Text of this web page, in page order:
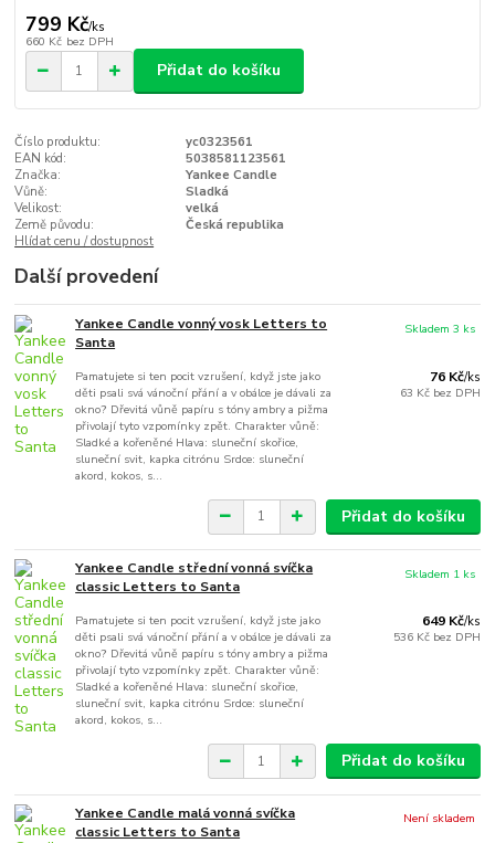
799 Kč/ks
660 Kč bez DPH
Přidat do košíku
Číslo produktu:
yc0323561
EAN kód:
5038581123561
Značka:
Yankee Candle
Vůně:
Sladká
Velikost:
velká
Země původu:
Česká republika
Hlídat cenu / dostupnost
Další provedení
Yankee Candle vonný vosk Letters to
Santa
Pamatujete si ten pocit vzrušení, když jste jako
děti psali svá vánoční přání a v obálce je dávali za
okno? Dřevitá vůně papíru s tóny ambry a pižma
přivolají tyto vzpomínky zpět. Charakter vůně:
Sladké a kořeněné Hlava: sluneční skořice,
sluneční svit, kapka citrónu Srdce: sluneční
akord, kokos, s...
76 Kč/ks
63 Kč bez DPH
Skladem 3 ks
Přidat do košíku
Yankee Candle střední vonná svíčka
classic Letters to Santa
Pamatujete si ten pocit vzrušení, když jste jako
děti psali svá vánoční přání a v obálce je dávali za
okno? Dřevitá vůně papíru s tóny ambry a pižma
přivolají tyto vzpomínky zpět. Charakter vůně:
Sladké a kořeněné Hlava: sluneční skořice,
sluneční svit, kapka citrónu Srdce: sluneční
akord, kokos, s...
649 Kč/ks
536 Kč bez DPH
Skladem 1 ks
Přidat do košíku
Yankee Candle malá vonná svíčka
classic Letters to Santa
Není skladem